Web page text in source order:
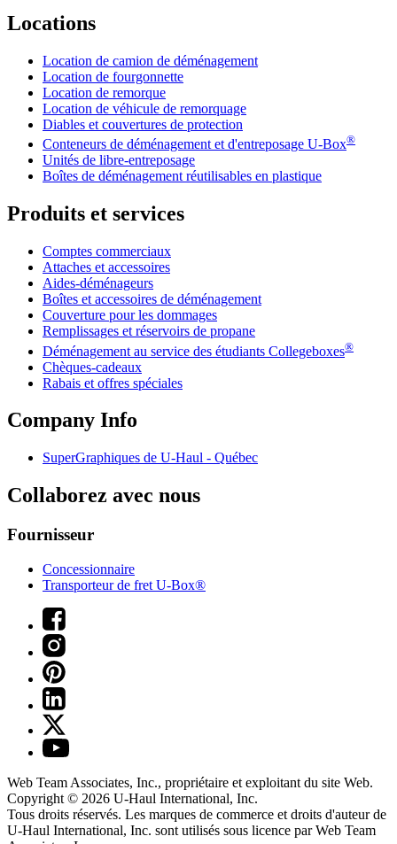
Locations
Location de camion de déménagement
Location de fourgonnette
Location de remorque
Location de véhicule de remorquage
Diables et couvertures de protection
Conteneurs de déménagement et d'entreposage U-Box®
Unités de libre-entreposage
Boîtes de déménagement réutilisables en plastique
Produits et services
Comptes commerciaux
Attaches et accessoires
Aides-déménageurs
Boîtes et accessoires de déménagement
Couverture pour les dommages
Remplissages et réservoirs de propane
Déménagement au service des étudiants Collegeboxes®
Chèques-cadeaux
Rabais et offres spéciales
Company Info
SuperGraphiques de U-Haul - Québec
Collaborez avec nous
Fournisseur
Concessionnaire
Transporteur de fret U-Box®
Web Team Associates, Inc., propriétaire et exploitant du site Web.
Copyright © 2026 U-Haul International, Inc.
Tous droits réservés. Les marques de commerce et droits d'auteur de
U-Haul International, Inc. sont utilisés sous licence par Web Team